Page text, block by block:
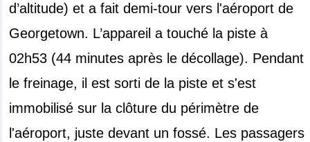
d’altitude) et a fait demi-tour vers l'aéroport de
Georgetown. L’appareil a touché la piste à
02h53 (44 minutes après le décollage). Pendant
le freinage, il est sorti de la piste et s'est
immobilisé sur la clôture du périmètre de
l'aéroport, juste devant un fossé. Les passagers